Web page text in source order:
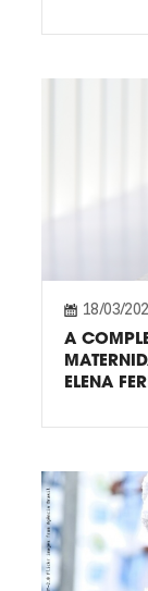
18/03/
A
ELENA